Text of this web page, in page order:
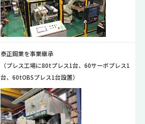
泰正鋼業を事業継承
（プレス工場に80tプレス1台、60サーボプレス1
台、60tOBSプレス1台設置）